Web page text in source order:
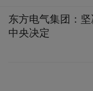
东方电气集团：
中央决定